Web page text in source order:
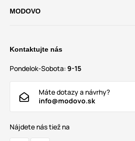
MODOVO
Kontaktujte nás
Pondelok-Sobota: 9-15
Máte dotazy a návrhy?
info@modovo.sk
Nájdete nás tiež na